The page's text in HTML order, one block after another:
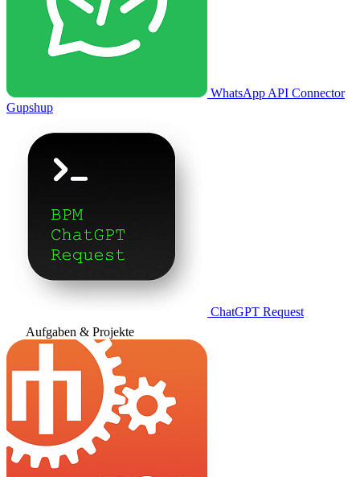
WhatsApp API Connector
Gupshup
ChatGPT Request
Aufgaben & Projekte